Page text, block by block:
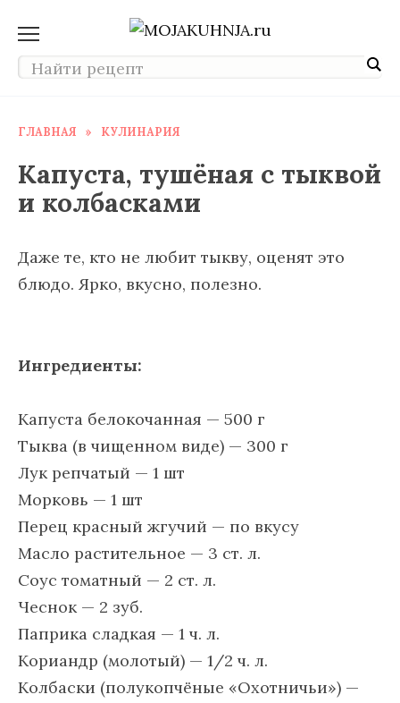
содержанию
ГЛАВНАЯ » КУЛИНАРИЯ
Капуста, тушёная с тыквой
и колбасками
Даже те, кто не любит тыкву, оценят это
блюдо. Ярко, вкусно, полезно.
Ингредиенты:
Капуста белокочанная — 500 г
Тыква (в чищенном виде) — 300 г
Лук репчатый — 1 шт
Морковь — 1 шт
Перец красный жгучий — по вкусу
Масло растительное — 3 ст. л.
Соус томатный — 2 ст. л.
Чеснок — 2 зуб.
Паприка сладкая — 1 ч. л.
Кориандр (молотый) — 1/2 ч. л.
Колбаски (полукопчёные «Охотничьи») —